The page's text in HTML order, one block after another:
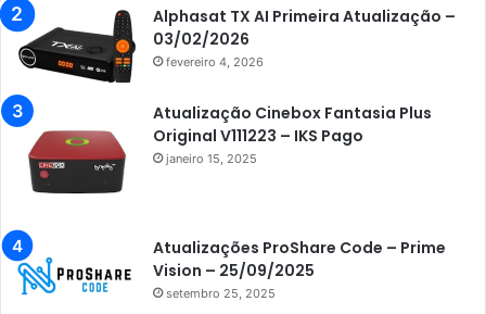
Azamerica Champions
Azamerica Champions IPTV
Azamerica Extremo IPTV
Azamerica F92 Plus
Azamerica Gold
Azamerica i7 IPTV
Azamerica King
Alphasat TX AI Primeira Atualização –
03/02/2026
fevereiro 4, 2026
Atualização Cinebox Fantasia Plus
Original V111223 – IKS Pago
janeiro 15, 2025
Atualizações ProShare Code – Prime
Vision – 25/09/2025
setembro 25, 2025